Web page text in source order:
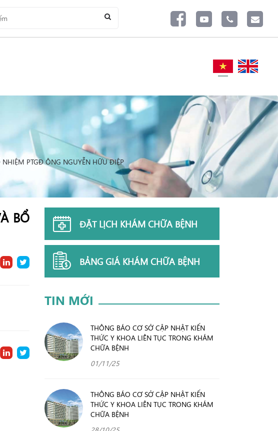
PTGĐ ÔNG NGUYỄN HỮU ĐIỆP
BỔ
ĐẶT LỊCH KHÁM CHỮA BỆNH
BẢNG GIÁ KHÁM CHỮA BỆNH
TIN MỚI
THÔNG BÁO CƠ SỞ CẬP NHẬT KIẾN
THỨC Y KHOA LIÊN TỤC TRONG KHÁM
CHỮA BỆNH
01/11/25
THÔNG BÁO CƠ SỞ CẬP NHẬT KIẾN
THỨC Y KHOA LIÊN TỤC TRONG KHÁM
CHỮA BỆNH